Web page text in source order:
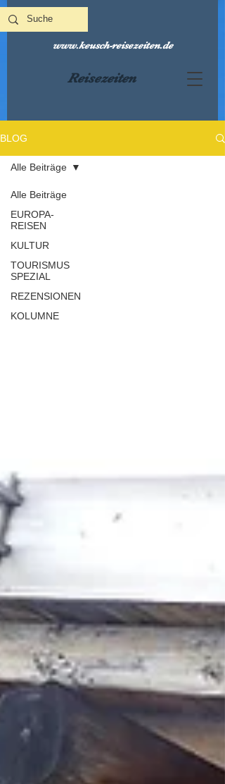
Reisezeiten
www.keusch-reisezeiten.de
BLOG
Alle Beiträge
EUROPA-
REISEN
KULTUR
TOURISMUS
SPEZIAL
REZENSIONEN
KOLUMNE
Alle Beiträge